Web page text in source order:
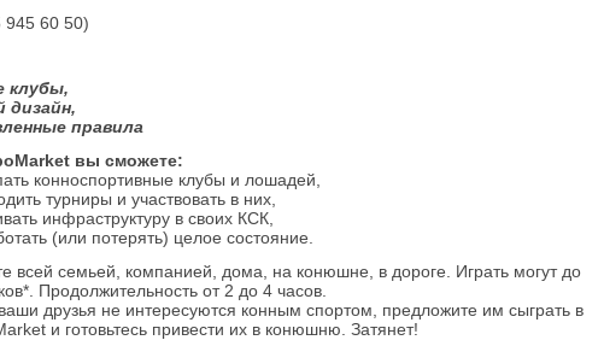
945 60 50)
клубы,
дизайн,
правила
вы сможете:
конноспортивные клубы и лошадей,
турниры и участвовать в них,
инфраструктуру в своих КСК,
(или потерять) целое состояние.
всей семьей, компанией, дома, на конюшне, в дороге. Играть могут до
Продолжительность от 2 до 4 часов.
друзья не интересуются конным спортом, предложите им сыграть в
и готовьтесь привести их в конюшню. Затянет!